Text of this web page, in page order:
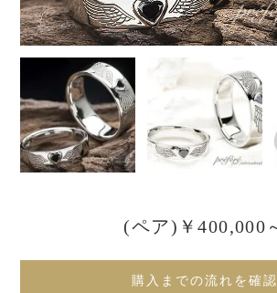
(ペア)￥400,000
購入までの流れを確認